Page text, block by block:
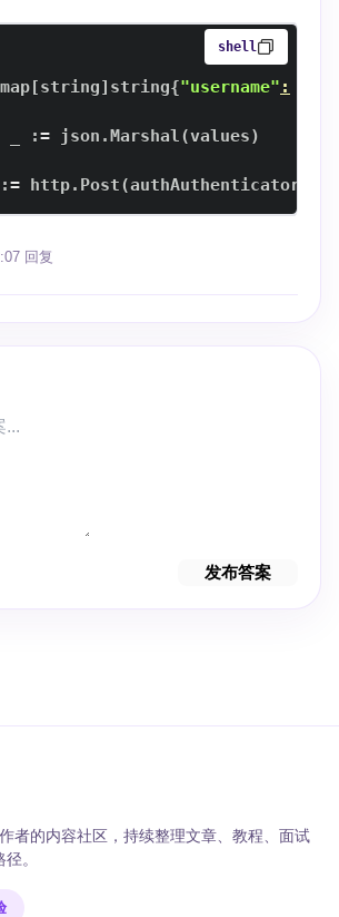
shell
map[string] string{"username" :
_ := json.Marshal(values)
= http.Post(
回复
发布答案
者的内容社区，持续整理文章、教程、面试
。